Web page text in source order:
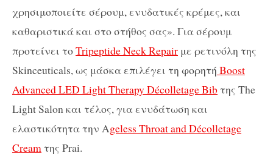
χρησιμοποιείτε σέρουμ, ενυδατικές κρέμες, και
καθαριστικά και στο στήθος σας». Για σέρουμ
προτείνει τοTripeptide Neck Repair με ρετινόλη της
Skinceuticals, ως μάσκα επιλέγει τη φορητή Boost
Advanced LED Light Therapy Décolletage Bibτης The
Light Salon και τέλος, για ενυδάτωση και
ελαστικότητα την Ageless Throat and Décolletage
Creamτης Prai.